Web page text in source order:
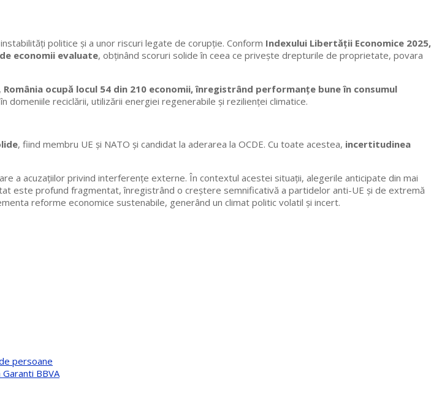
politice și a unor riscuri legate de corupție. Conform Indexului Libertății Economice 2025,
economii evaluate, obținând scoruri solide în ceea ce privește drepturile de proprietate, povara
, România ocupă locul 54 din 210 economii, înregistrând performanțe bune în consumul
domeniile reciclării, utilizării energiei regenerabile și rezilienței climatice.
, fiind membru UE și NATO și candidat la aderarea la OCDE. Cu toate acestea, incertitudinea
a acuzațiilor privind interferențe externe. În contextul acestei situații, alegerile anticipate din mai
este profund fragmentat, înregistrând o creștere semnificativă a partidelor anti-UE și de extremă
reforme economice sustenabile, generând un climat politic volatil și incert.
persoane
BBVA